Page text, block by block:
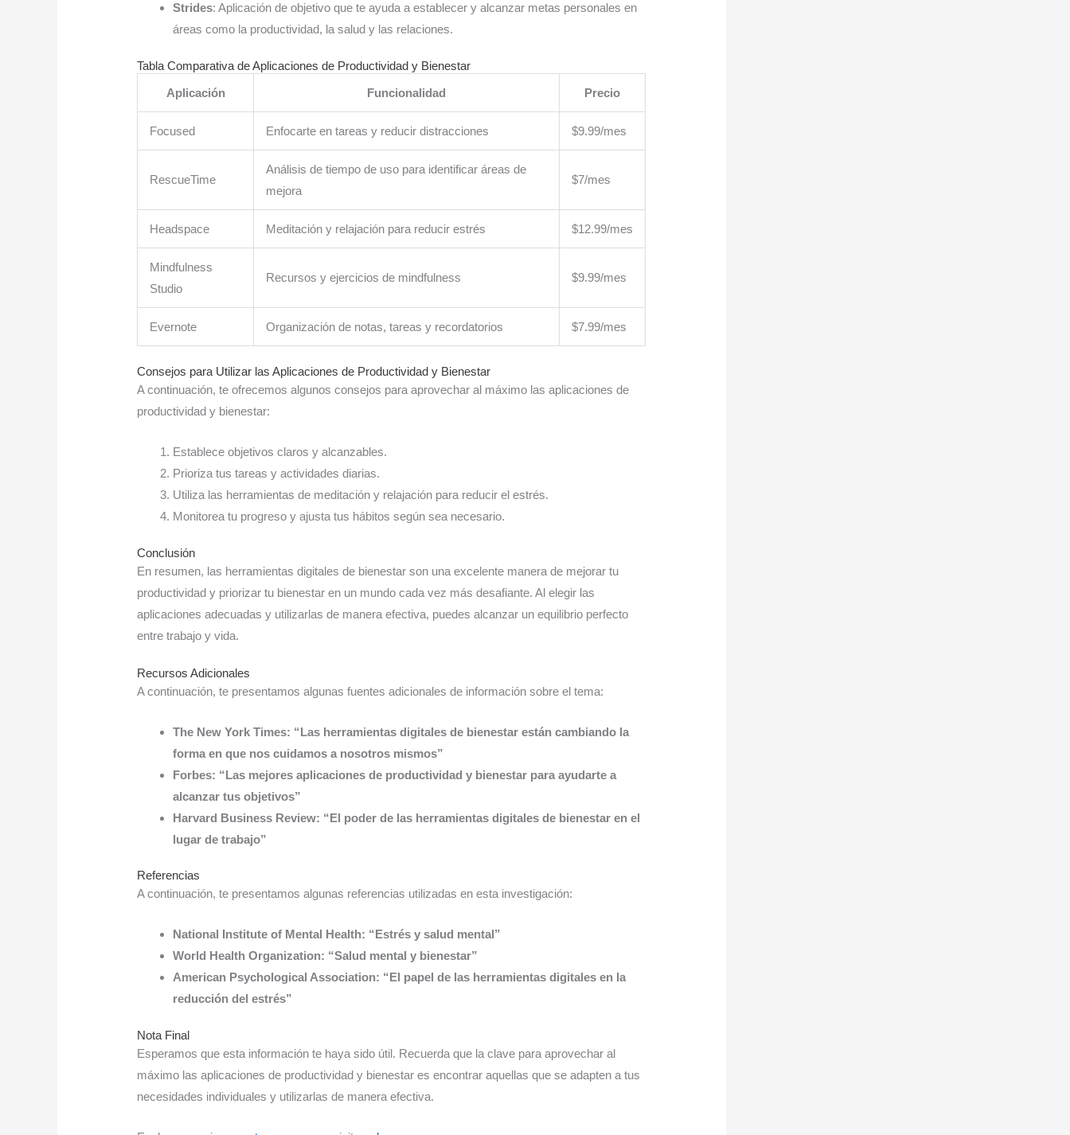
Strides: Aplicación de objetivo que te ayuda a establecer y alcanzar metas personales en
áreas como la productividad, la salud y las relaciones.
Tabla Comparativa de Aplicaciones de Productividad y Bienestar
Aplicación
Funcionalidad Precio
Focused Enfocarte en tareas y reducir distracciones $9.99/mes
RescueTime
Análisis de tiempo de uso para identificar áreas de
mejora
$7/mes
Headspace Meditación y relajación para reducir estrés $12.99/mes
Mindfulness
Studio
Recursos y ejercicios de mindfulness $9.99/mes
Evernote Organización de notas, tareas y recordatorios $7.99/mes
Consejos para Utilizar las Aplicaciones de Productividad y Bienestar
A continuación, te ofrecemos algunos consejos para aprovechar al máximo las aplicaciones de
productividad y bienestar:
Establece objetivos claros y alcanzables.
Prioriza tus tareas y actividades diarias.
Utiliza las herramientas de meditación y relajación para reducir el estrés.
Monitorea tu progreso y ajusta tus hábitos según sea necesario.
Conclusión
En resumen, las herramientas digitales de bienestar son una excelente manera de mejorar tu
productividad y priorizar tu bienestar en un mundo cada vez más desafiante. Al elegir las
aplicaciones adecuadas y utilizarlas de manera efectiva, puedes alcanzar un equilibrio perfecto
entre trabajo y vida.
Recursos Adicionales
A continuación, te presentamos algunas fuentes adicionales de información sobre el tema:
The New York Times: “Las herramientas digitales de bienestar están cambiando la
forma en que nos cuidamos a nosotros mismos”
Forbes: “Las mejores aplicaciones de productividad y bienestar para ayudarte a
alcanzar tus objetivos”
Harvard Business Review: “El poder de las herramientas digitales de bienestar en el
lugar de trabajo”
Referencias
A continuación, te presentamos algunas referencias utilizadas en esta investigación:
National Institute of Mental Health: “Estrés y salud mental”
World Health Organization: “Salud mental y bienestar”
American Psychological Association: “El papel de las herramientas digitales en la
reducción del estrés”
Nota Final
Esperamos que esta información te haya sido útil. Recuerda que la clave para aprovechar al
máximo las aplicaciones de productividad y bienestar es encontrar aquellas que se adapten a tus
necesidades individuales y utilizarlas de manera efectiva.